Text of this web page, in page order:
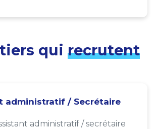
qui recrutent
administratif / Secrétaire
administratif / secrétaire